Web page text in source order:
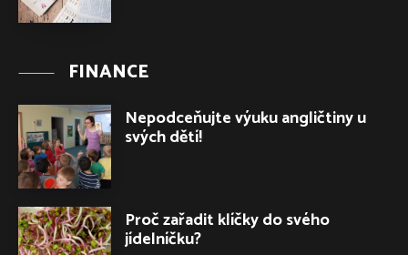
FINANCE
Nepodceňujte výuku angličtiny u
svých dětí!
Proč zařadit klíčky do svého
jídelníčku?